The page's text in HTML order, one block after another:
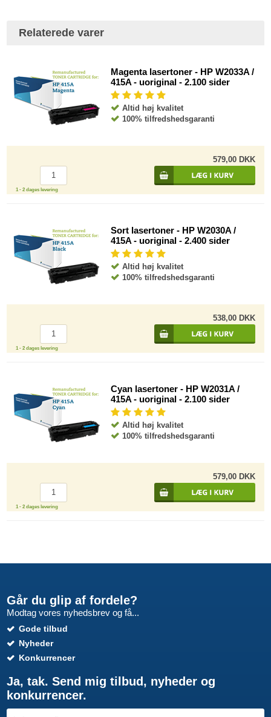
Relaterede varer
Magenta lasertoner - HP W2033A /
415A - uoriginal - 2.100 sider
Altid høj kvalitet
100% tilfredshedsgaranti
579,00 DKK
1 - 2 dages levering
Sort lasertoner - HP W2030A /
415A - uoriginal - 2.400 sider
Altid høj kvalitet
100% tilfredshedsgaranti
538,00 DKK
1 - 2 dages levering
Cyan lasertoner - HP W2031A /
415A - uoriginal - 2.100 sider
Altid høj kvalitet
100% tilfredshedsgaranti
579,00 DKK
1 - 2 dages levering
Går du glip af fordele?
Modtag vores nyhedsbrev og få...
Gode tilbud
Nyheder
Konkurrencer
Ja, tak. Send mig tilbud, nyheder og
konkurrencer.